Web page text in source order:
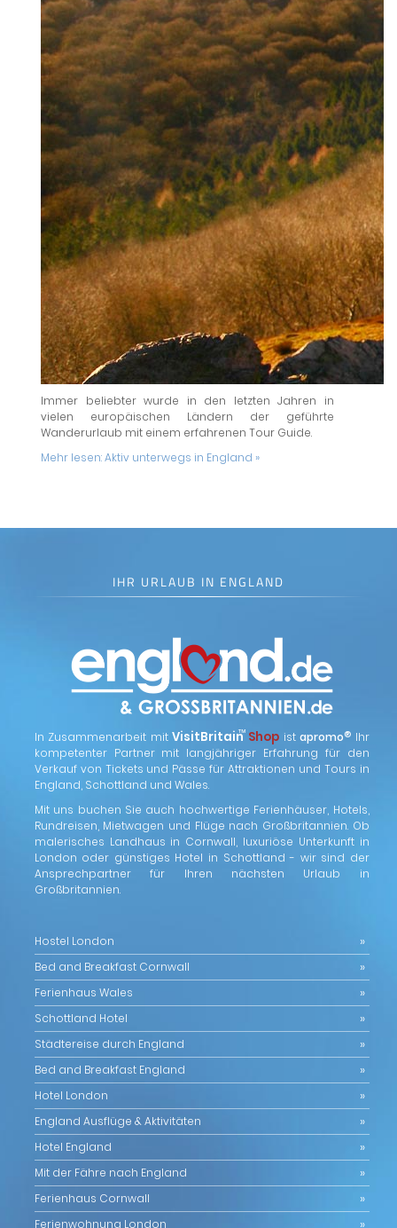
Immer beliebter wurde in den letzten Jahren in
vielen europäischen Ländern der geführte
Wanderurlaub mit einem erfahrenen Tour Guide.
Mehr lesen:Aktiv unterwegs in England »
IHR URLAUB IN ENGLAND
In Zusammenarbeit mitVisitBritain
™ Shop istapromo® Ihr
kompetenter Partner mit langjähriger Erfahrung für den
Verkauf von Tickets und Pässe für Attraktionen und Tours in
England, Schottland und Wales.
Mit uns buchen Sie auch hochwertige Ferienhäuser, Hotels,
Rundreisen, Mietwagen und Flüge nach Großbritannien. Ob
malerisches Landhaus in Cornwall, luxuriöse Unterkunft in
London oder günstiges Hotel in Schottland - wir sind der
Ansprechpartner für Ihren nächsten Urlaub in
Großbritannien.
Hostel London
Bed and Breakfast Cornwall
Ferienhaus Wales
Schottland Hotel
Städtereise durch England
Bed and Breakfast England
Hotel London
England Ausflüge & Aktivitäten
Hotel England
Mit der Fähre nach England
Ferienhaus Cornwall
Ferienwohnung London